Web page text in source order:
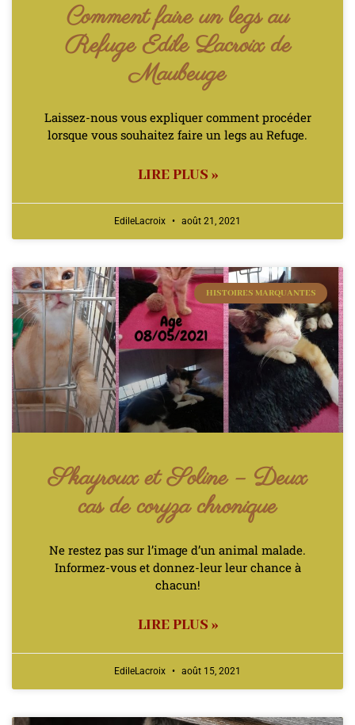
Comment faire un legs au
Refuge Edile Lacroix de
Maubeuge
Laissez-nous vous expliquer comment procéder
lorsque vous souhaitez faire un legs au Refuge.
LIRE PLUS »
EdileLacroix août 21, 2021
HISTOIRES MARQUANTES
Skayroux et Soline – Deux
cas de coryza chronique
Ne restez pas sur l’image d’un animal malade.
Informez-vous et donnez-leur leur chance à
chacun!
LIRE PLUS »
EdileLacroix août 15, 2021